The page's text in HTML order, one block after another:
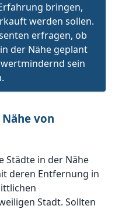
bringen,
werden sollen.
erfragen, ob
der Nähe geplant
sein
von
Städte in der Nähe
deren Entfernung in
Stadt. Sollten